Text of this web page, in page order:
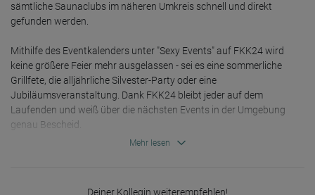
sämtliche Saunaclubs im näheren Umkreis schnell und direkt
gefunden werden.
Mithilfe des Eventkalenders unter "Sexy Events" auf FKK24 wird
keine größere Feier mehr ausgelassen - sei es eine sommerliche
Grillfete, die alljährliche Silvester-Party oder eine
Jubiläumsveranstaltung. Dank FKK24 bleibt jeder auf dem
Laufenden und weiß über die nächsten Events in der Umgebung
genau Bescheid.
Mehr lesen
Deiner Kollegin weiterempfehlen!